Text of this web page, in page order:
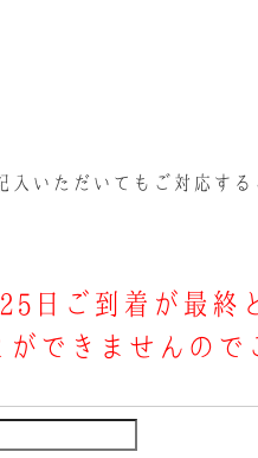
いただいてもご対応する
日ご到着が最終
できませんので